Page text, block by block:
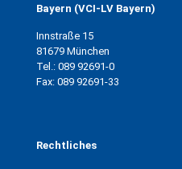
Bayern (VCI-LV Bayern)
Innstraße 15
81679 München
Tel.: 089 92691-0
Fax: 089 92691-33
Rechtliches